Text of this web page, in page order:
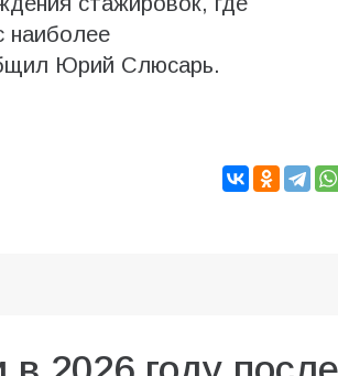
наиболее
Юрий Слюсарь.